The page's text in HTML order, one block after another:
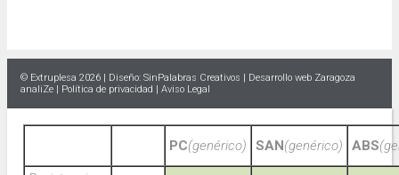
© Extruplesa 2026 | Diseño: SinPalabras Creativos
Desarrollo web Zaragoza
analiZe | Política de privacidad Aviso Legal
PC(genérico) SAN (genérico) ABS